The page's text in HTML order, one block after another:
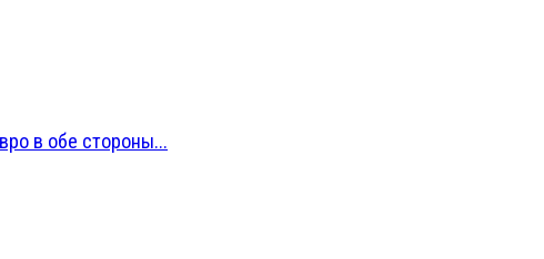
в обе стороны...